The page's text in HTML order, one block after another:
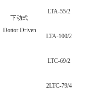
下动式
Dottor Driven
LTA-55/2
LTA-100/2
LTC-69/2
2LTC-79/4